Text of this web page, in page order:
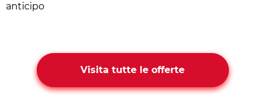
anticipo
Visita tutte le offerte